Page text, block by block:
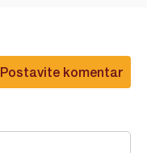
Postavite komentar